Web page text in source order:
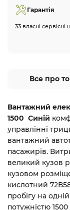
Гарантія
33 власні сервісні
Все про
Вантажний
1500 Синій
управлінні
вантажний
пасажирів.
великий кузов
кузовом
кислотний
пробігу на
потужністю